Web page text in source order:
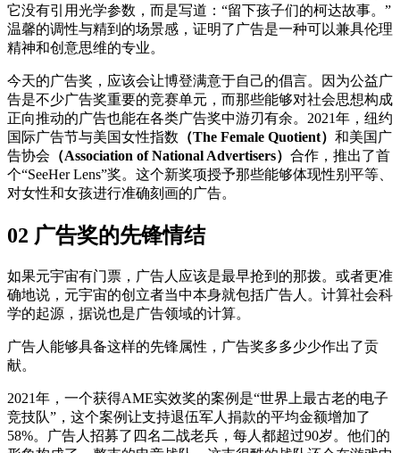
它没有引用光学参数，而是写道：“留下孩子们的柯达故事。”
温馨的调性与精到的场景感，证明了广告是一种可以兼具伦理
精神和创意思维的专业。
今天的广告奖，应该会让博登满意于自己的倡言。因为公益广
告是不少广告奖重要的竞赛单元，而那些能够对社会思想构成
正向推动的广告也能在各类广告奖中游刃有余。2021年，纽约
国际广告节与美国女性指数 （The Female Quotient） 和美国广
告协会 （Association of National Advertisers） 合作，推出了首
个“SeeHer Lens”奖。这个新奖项授予那些能够体现性别平等、
对女性和女孩进行准确刻画的广告。
02 广告奖的先锋情结
如果元宇宙有门票，广告人应该是最早抢到的那拨。或者更准
确地说，元宇宙的创立者当中本身就包括广告人。计算社会科
学的起源，据说也是广告领域的计算。
广告人能够具备这样的先锋属性，广告奖多多少少作出了贡
献。
2021年，一个获得AME实效奖的案例是“世界上最古老的电子
竞技队”，这个案例让支持退伍军人捐款的平均金额增加了
58%。广告人招募了四名二战老兵，每人都超过90岁。他们的